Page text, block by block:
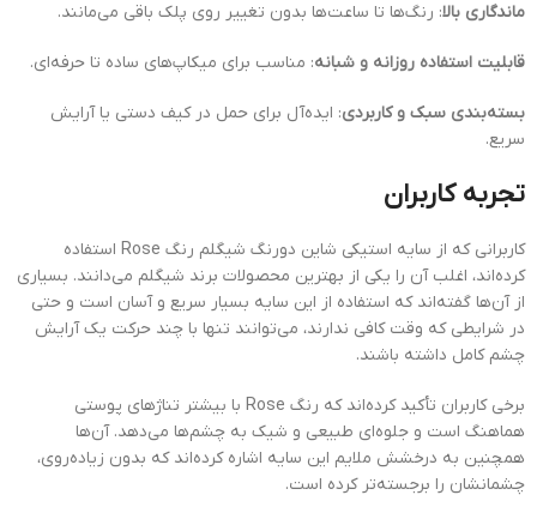
ماندگاری بالا: رنگ‌ها تا ساعت‌ها بدون تغییر روی پلک باقی می‌مانند.
قابلیت استفاده روزانه و شبانه: مناسب برای میکاپ‌های ساده تا حرفه‌ای.
بسته‌بندی سبک و کاربردی: ایده‌آل برای حمل در کیف دستی یا آرایش
سریع.
تجربه کاربران
کاربرانی که از سایه استیکی شاین دورنگ شیگلم رنگ Rose استفاده
کرده‌اند، اغلب آن را یکی از بهترین محصولات برند شیگلم می‌دانند. بسیاری
از آن‌ها گفته‌اند که استفاده از این سایه بسیار سریع و آسان است و حتی
در شرایطی که وقت کافی ندارند، می‌توانند تنها با چند حرکت یک آرایش
چشم کامل داشته باشند.
برخی کاربران تأکید کرده‌اند که رنگ Rose با بیشتر تناژهای پوستی
هماهنگ است و جلوه‌ای طبیعی و شیک به چشم‌ها می‌دهد. آن‌ها
همچنین به درخشش ملایم این سایه اشاره کرده‌اند که بدون زیاده‌روی،
چشمانشان را برجسته‌تر کرده است.